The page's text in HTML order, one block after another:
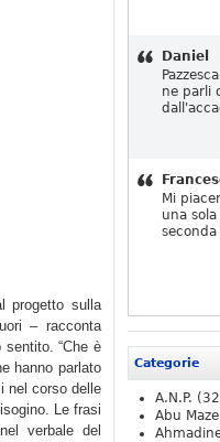
progetto sulla
– racconta
“Che è
hanno parlato
nel corso delle
Le frasi
verbale del
Daniel
ne parli
Mi
una
Categorie
A.N.P.
Abu